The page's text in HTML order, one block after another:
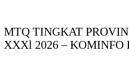
MTQ TINGKAT
XXXl 2026 – KOMINFO